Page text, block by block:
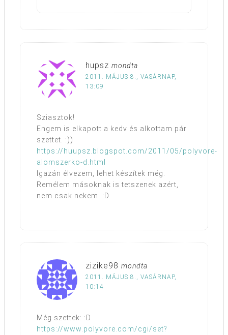
hupsz mondta
2011. MÁJUS 8., VASÁRNAP,
13:09
Sziasztok!
Engem is elkapott a kedv és alkottam pár
szettet. :))
https://huupsz.blogspot.com/2011/05/polyvore-
alomszerko-d.html
Igazán élvezem, lehet készítek még.
Remélem másoknak is tetszenek azért,
nem csak nekem. :D
zizike98 mondta
2011. MÁJUS 8., VASÁRNAP,
10:14
Még szettek: :D
https://www.polyvore.com/cgi/set?